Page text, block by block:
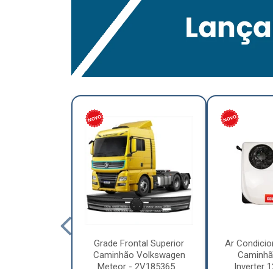
Grade Frontal Superior
Caminhão Volkswagen
Meteor - 2V185365...
Ar
Inverter